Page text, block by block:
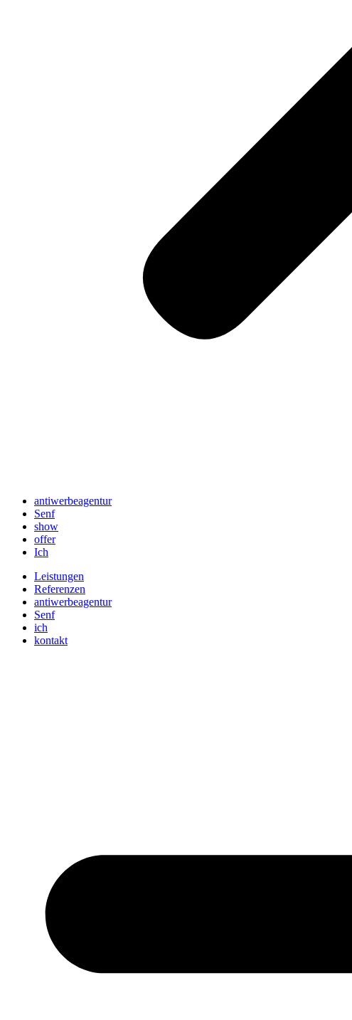
antiwerbeagentur
Senf
show
offer
Ich
Leistungen
Referenzen
antiwerbeagentur
Senf
ich
kontakt